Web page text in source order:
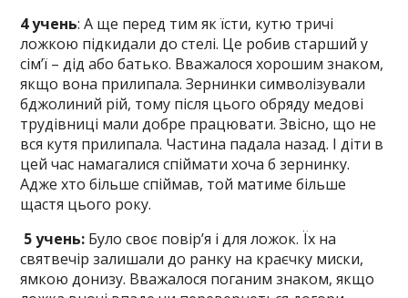
4 учень: А ще перед тим як їсти, кутю тричі
ложкою підкидали до стелі. Це робив старший у
сім’ї – дід або батько. Вважалося хорошим знаком,
якщо вона прилипала. Зернинки символізували
бджолиний рій, тому після цього обряду медові
трудівниці мали добре працювати. Звісно, що не
вся кутя прилипала. Частина падала назад. І діти в
цей час намагалися спіймати хоча б зернинку.
Адже хто більше спіймав, той матиме більше
щастя цього року.
5 учень: Було своє повір’я і для ложок. Їх на
святвечір залишали до ранку на краєчку миски,
ямкою донизу. Вважалося поганим знаком, якщо